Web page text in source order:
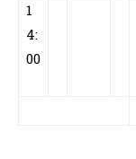
1
4:
00